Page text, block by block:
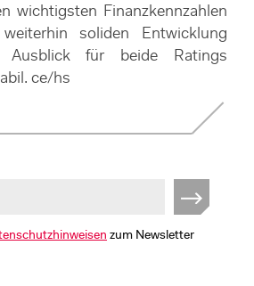
zum Newsletter
wichtigsten Finanzkennzahlen
soliden Entwicklung
Ausblick für beide Ratings
ce/hs